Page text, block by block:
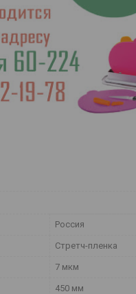
Россия
Стретч-пленка
7 мкм
450 мм